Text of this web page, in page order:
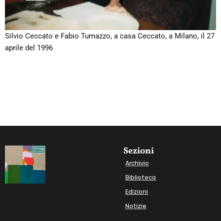
Silvio Ceccato e Fabio Tumazzo, a casa Ceccato, a Milano, il 27
aprile del 1996
Sezioni
Archivio
Biblioteca
Edizioni
Notizie